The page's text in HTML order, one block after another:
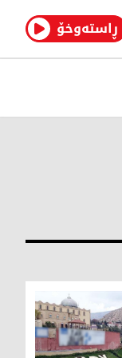
ڕاستەوخۆ